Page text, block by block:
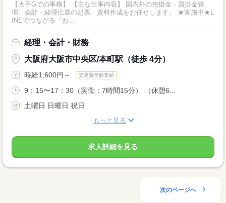
【大手Gでの事務】 【主な仕事内容】 国内外の売掛金・買掛金管
理、会計・経理伝票の起票、資料作成をお任せします。 ★実施中★L
INEでつながる「お...
経理・会計・財務
大阪府大阪市中央区/本町駅（徒歩 4分）
時給1,600円～ 交通費全額支給
9：15〜17：30（実働：7時間15分） （休憩6...
土曜日 日曜日 祝日
もっと見る
求人詳細を見る
次のページへ